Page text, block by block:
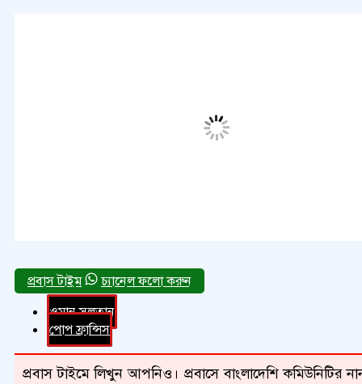
চ্যানেল ফলো করুন
ওমান সুলতান
পোপ ফ্রান্সিস
প্রবাস টাইমে লিখুন আপনিও। প্রবাসে বাংলাদেশি কমিউনিটির